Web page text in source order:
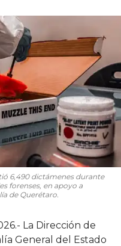
6,490 dictámenes durante
forenses, en apoyo a
de Querétaro.
La Dirección de
General del Estado